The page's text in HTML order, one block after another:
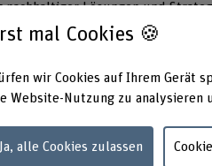
Lösungen und
mal Cookies 🍪
wir Cookies auf Ihrem Gerät
Website-Nutzung zu analysieren
Ja, alle Cookies zulassen